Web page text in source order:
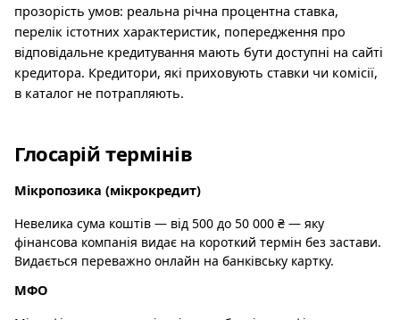
прозорість умов: реальна річна процентна ставка,
перелік істотних характеристик, попередження про
відповідальне кредитування мають бути доступні на сайті
кредитора. Кредитори, які приховують ставки чи комісії,
в каталог не потрапляють.
Глосарій термінів
Мікропозика (мікрокредит)
Невелика сума коштів — від 500 до 50 000 ₴ — яку
фінансова компанія видає на короткий термін без застави.
Видається переважно онлайн на банківську картку.
МФО